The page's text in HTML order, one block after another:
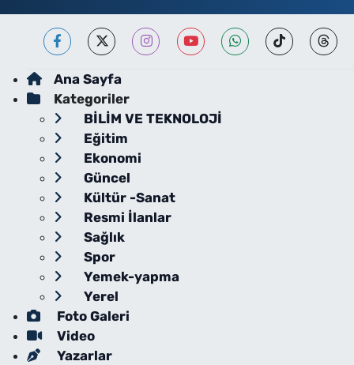
Ana Sayfa
Kategoriler
BİLİM VE TEKNOLOJİ
Eğitim
Ekonomi
Güncel
Kültür -Sanat
Resmi İlanlar
Sağlık
Spor
Yemek-yapma
Yerel
Foto Galeri
Video
Yazarlar